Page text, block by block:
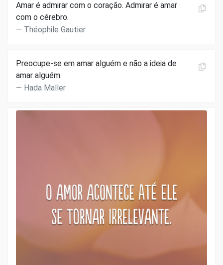
Amar é admirar com o coração. Admirar é amar
com o cérebro.
Théophile Gautier
Preocupe-se em amar alguém e não a ideia de
amar alguém.
Hada Maller